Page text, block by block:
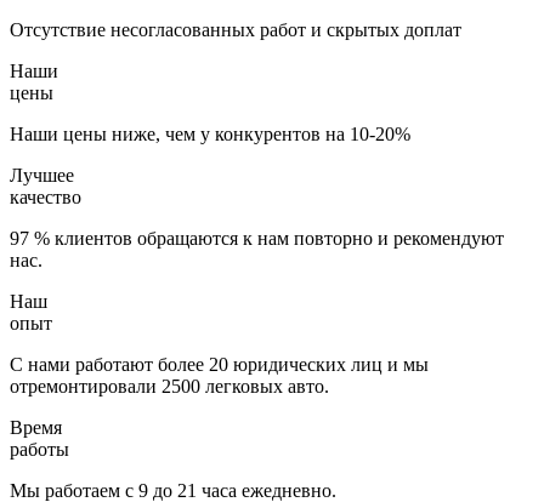
Отсутствие несогласованных работ и скрытых доплат
Наши
цены
Наши цены ниже, чем у конкурентов на 10-20%
Лучшее
качество
97 % клиентов обращаются к нам повторно и рекомендуют
нас.
Наш
опыт
С нами работают более 20 юридических лиц и мы
отремонтировали 2500 легковых авто.
Время
работы
Мы работаем с 9 до 21 часа ежедневно.